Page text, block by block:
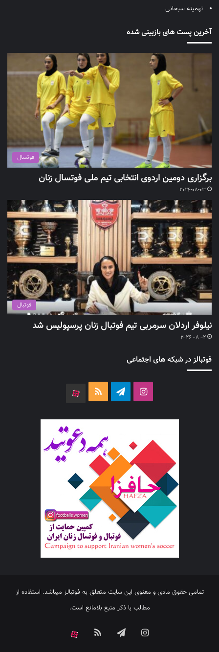
تهمینه سبحانی
آخرین پست های بازبینی شده
فوتسال
برگزاری دومین اردوی انتخابی تیم ملی فوتسال زنان
2026-08-03
فوتبال
نیلوفر اردلان سرمربی تیم فوتبال زنان پرسپولیس شد
2026-08-02
فوتبالز در شبکه های اجتماعی
اینستاگرامتلگرام خوراک
تمامی حقوق مادی و معنوی این سایت متعلق به فوتبالز میباشد. استفاده از
مطالب با ذکر منبع بلامانع است.
اینستاگرامتلگرام خوراک